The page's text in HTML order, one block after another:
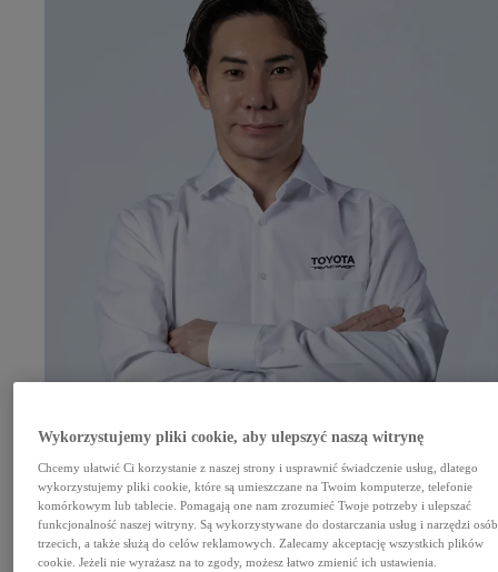
Kamui Kobayashi
Dyrektor zespołu i kierowca
Wykorzystujemy pliki cookie, aby ulepszyć naszą witrynę
Chcemy ułatwić Ci korzystanie z naszej strony i usprawnić świadczenie usług, dlatego
wykorzystujemy pliki cookie, które są umieszczane na Twoim komputerze, telefonie
komórkowym lub tablecie. Pomagają one nam zrozumieć Twoje potrzeby i ulepszać
funkcjonalność naszej witryny. Są wykorzystywane do dostarczania usług i narzędzi osób
trzecich, a także służą do celów reklamowych. Zalecamy akceptację wszystkich plików
cookie. Jeżeli nie wyrażasz na to zgody, możesz łatwo zmienić ich ustawienia.